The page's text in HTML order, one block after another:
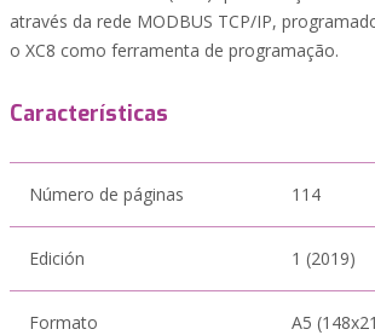
através da rede MODBUS TCP/IP,
o XC8 como ferramenta de programação.
Características
Número de páginas 114
Edición 1 (2019)
Formato A5